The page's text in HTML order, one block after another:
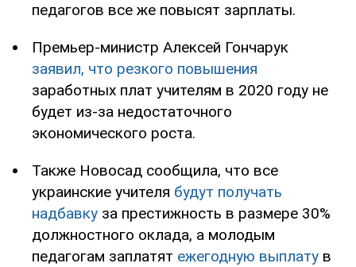
педагогов все же повысят зарплаты.
Премьер-министр Алексей Гончарук
заявил, что резкого повышения
заработных плат учителям в 2020 году не
будет из-за недостаточного
экономического роста.
Также Новосад сообщила, что все
украинские учителя будут получать
надбавку за престижность в размере 30%
должностного оклада, а молодым
педагогам заплатят ежегодную выплату в